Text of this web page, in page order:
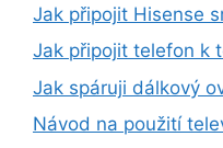
Jak připojit Hisense
Jak připojit telefon k
Jak spáruji dálkový
Návod na použití